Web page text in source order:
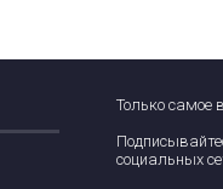
Только самое
социальных